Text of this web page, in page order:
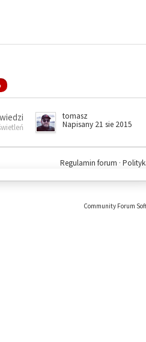
tomasz
Napisany 21 sie 2015
Regulamin forum ·
Community Forum